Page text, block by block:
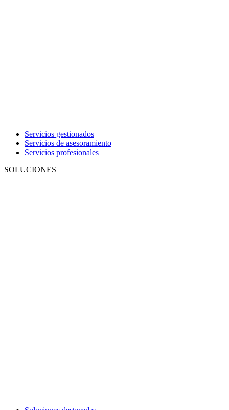
Servicios gestionados
Servicios de asesoramiento
Servicios profesionales
SOLUCIONES